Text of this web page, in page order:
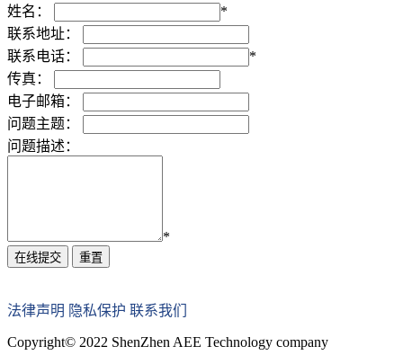
姓名：
*
联系地址：
联系电话：
*
传真：
电子邮箱：
问题主题：
问题描述：
*
重置
法律声明 隐私保护 联系我们
Copyright© 2022 ShenZhen AEE Technology company